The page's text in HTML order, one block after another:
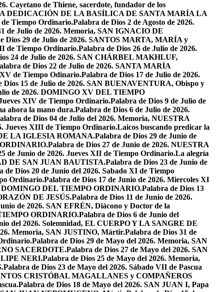
Cayetano de Thiene, sacerdote, fundador de los
LA DEDICACIÓN DE LA BASÍLICA DE SANTA MARÍA LA
de Tiempo Ordinario.Palabra de Dios 2 de Agosto de 2026.
de Julio de 2026. Memoria, SAN IGNACIO DE
Dios 29 de Julio de 2026. SANTOS MARTA, MARÍA y
de Tiempo Ordinario.Palabra de Dios 26 de Julio de 2026.
24 de Julio de 2026. SAN CHÁRBEL MAKHLUF,
de Dios 22 de Julio de 2026. SANTA MARÍA
de Tiempo Odinario.Palabra de Dios 17 de Julio de 2026.
Dios 15 de Julio de 2026. SAN BUENAVENTURA, Obispo y
de 2026. DOMINGO XV DEL TIEMPO
XIV de Tiempo Ordinario.Palabra de Dios 9 de Julio de
ahora la mano dura.Palabra de Dios 6 de Julio de 2026.
de Dios 04 de Julio del 2026. Memoria, NUESTRA
Jueves XIII de Tiempo Ordinario.Laicos buscando predicar la
LA IGLESIA ROMANA.Palabra de Dios 29 de Junio de
Palabra de Dios 27 de Junio de 2026. NUESTRA
de Junio de 2026. Jueves XII de Tiempo Ordinario.La alegría
DE SAN JUAN BAUTISTA.Palabra de Dios 23 de Junio de
de Dios 20 de Junio del 2026. Sabado XI de Tiempo
Ordinario.Palabra de Dios 17 de Junio de 2026. Miercoles XI
DOMINGO DEL TIEMPO ORDINARIO.Palabra de Dios 13
DE JESÚS.Palabra de Dios 11 de Junio de 2026.
de 2026. SAN EFRÉN, Diácono y Doctor de la
ORDINARIO.Palabra de Dios 6 de Junio del
del 2026. Solemnidad, EL CUERPO Y LA SANGRE DE
Memoria, SAN JUSTINO, Mártir.Palabra de Dios 31 de
Palabra de Dios 29 de Mayo del 2026. Memoria, SAN
SACERDOTE.Palabra de Dios 27 de Mayo del 2026. SAN
NERI.Palabra de Dios 25 de Mayo del 2026. Memoria,
Palabra de Dios 23 de Mayo del 2026. Sábado VII de Pascua
CRISTÓBAL MAGALLANES y COMPAÑEROS
Palabra de Dios 18 de Mayo del 2026. SAN JUAN I, Papa